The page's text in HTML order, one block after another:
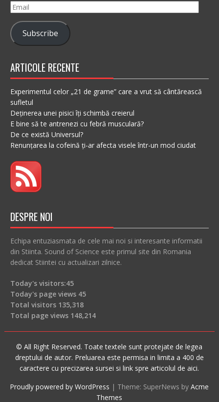
Email
Subscribe
ARTICOLE RECENTE
Experimentul celor „21 de grame” care a vrut să cântărească
sufletul
Deținerea unei pisici îți schimbă creierul
E bine să te antrenezi cu febră musculară?
De ce există Universul?
Renunțarea la cofeină ți-ar afecta visele într-un mod ciudat
DESPRE NOI
Echipa entuziasmata de cele mai noi si interesante informatii
din Stiinta. Sound of Science este primul site din Romania
dedicat Stiintei cu actualizari zilnice.
Today's visitors:45
Today's page views 45
Total visitors 135,318
Total page views 148,214
© All Right Reserved. Toate textele sunt protejate de legea
dreptului de autor. Preluarea este permisa in limita a 400 de
caractere cu precizarea sursei si link spre articolul de aici.
Proudly powered by WordPress | Theme: SuperNews byAcme
Themes